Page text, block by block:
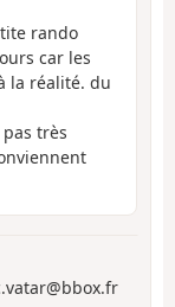
rando
car les
la réalité. du
très